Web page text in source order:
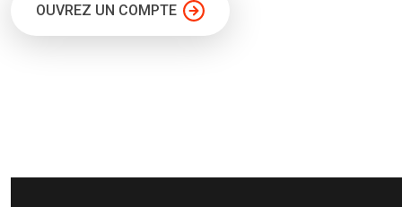
OUVREZ UN COMPTE